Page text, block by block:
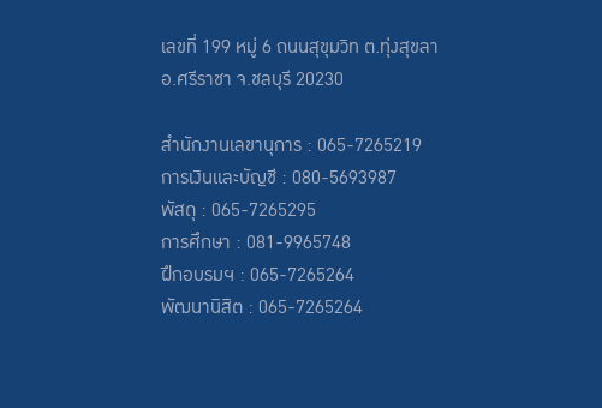
เลขที่ 199 หมู่ 6 ถนนสุขุมวิท ต.ทุ่งสุขลา
อ.ศรีราชา จ.ชลบุรี 20230
สำนักงานเลขานุการ : 065-7265219
การเงินและบัญชี : 080-5693987
พัสดุ : 065-7265295
การศึกษา : 081-9965748
ฝึกอบรมฯ : 065-7265264
พัฒนานิสิต : 065-7265264